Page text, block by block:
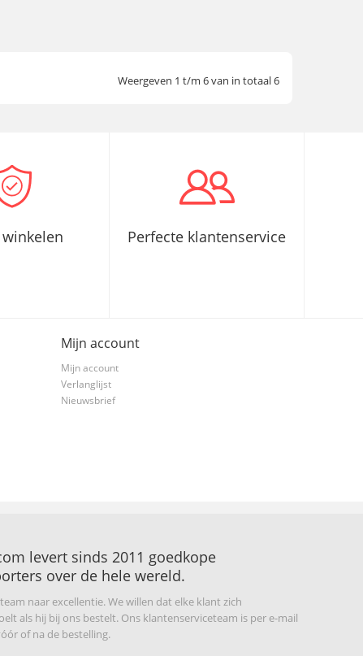
Weergeven 1 t/m 6 van in totaal 6
Perfecte klantenservice
Mijn account
Mijn account
Verlanglijst
Nieuwsbrief
levert sinds 2011 goedkope
over de hele wereld.
naar excellentie. We willen dat elke klant zich
als hij bij ons bestelt. Ons klantenserviceteam is per e-mail
of na de bestelling.